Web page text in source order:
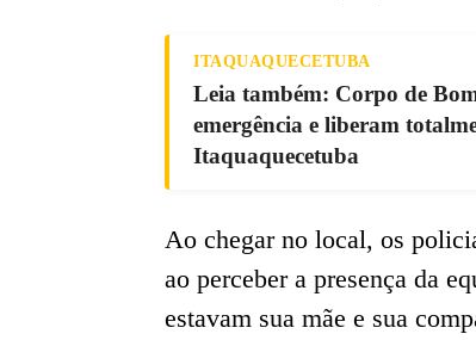
ITAQUAQUECETUBA
Leia também: Corpo de
emergência e liberam
Itaquaquecetuba
Ao chegar no local, os
ao perceber a presença da
estavam sua mãe e sua